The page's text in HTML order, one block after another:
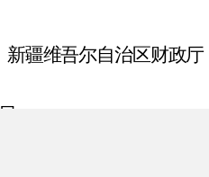
新疆维吾尔自治区财政厅
日